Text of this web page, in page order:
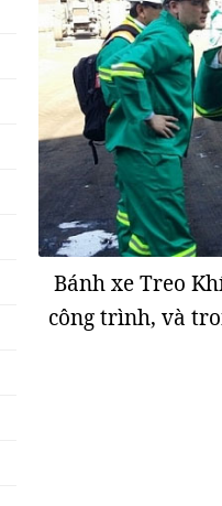
Bánh xe Treo
công trình, và